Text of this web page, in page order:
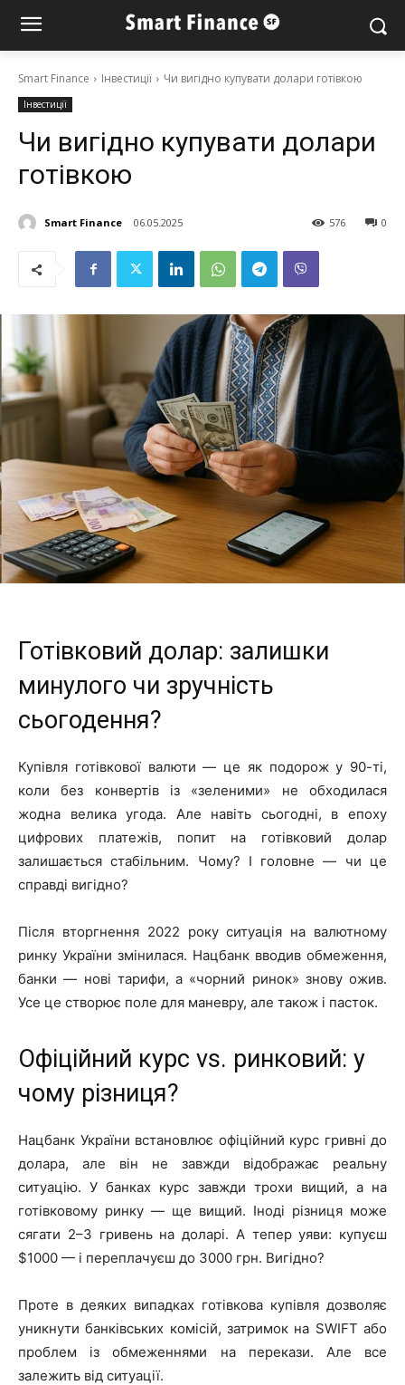
Smart Finance Інвестиції Чи вигідно купувати долари готівкою
Інвестиції
Чи вигідно купувати долари
готівкою
Smart Finance 06.05.2025 0
576
Готівковий долар: залишки
минулого чи зручність
сьогодення?
Купівля готівкової валюти — це як подорож у 90-ті,
коли без конвертів із «зеленими» не обходилася
жодна велика угода. Але навіть сьогодні, в епоху
цифрових платежів, попит на готівковий долар
залишається стабільним. Чому? І головне — чи це
справді вигідно?
Після вторгнення 2022 року ситуація на валютному
ринку України змінилася. Нацбанк вводив обмеження,
банки — нові тарифи, а «чорний ринок» знову ожив.
Усе це створює поле для маневру, але також і пасток.
Офіційний курс vs. ринковий: у
чому різниця?
Нацбанк України встановлює офіційний курс гривні до
долара, але він не завжди відображає реальну
ситуацію. У банках курс завжди трохи вищий, а на
готівковому ринку — ще вищий. Іноді різниця може
сягати 2–3 гривень на доларі. А тепер уяви: купуєш
$1000 — і переплачуєш до 3000 грн. Вигідно?
Проте в деяких випадках готівкова купівля дозволяє
уникнути банківських комісій, затримок на SWIFT або
проблем із обмеженнями на перекази. Але все
залежить від ситуації.